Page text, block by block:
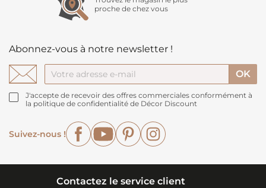
proche de chez vous
Abonnez-vous à notre newsletter !
J'accepte de recevoir des offres commerciales conformément à
la politique de confidentialité de Décor Discount
Suivez-nous !
FacebookYouTubePinterest
Contactez le service client